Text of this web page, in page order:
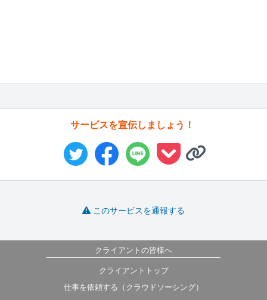
サービスを宣伝しましょう！
このサービスを通報する
クライアントの皆様へ
クライアントトップ
仕事を依頼する（クラウドソーシング）